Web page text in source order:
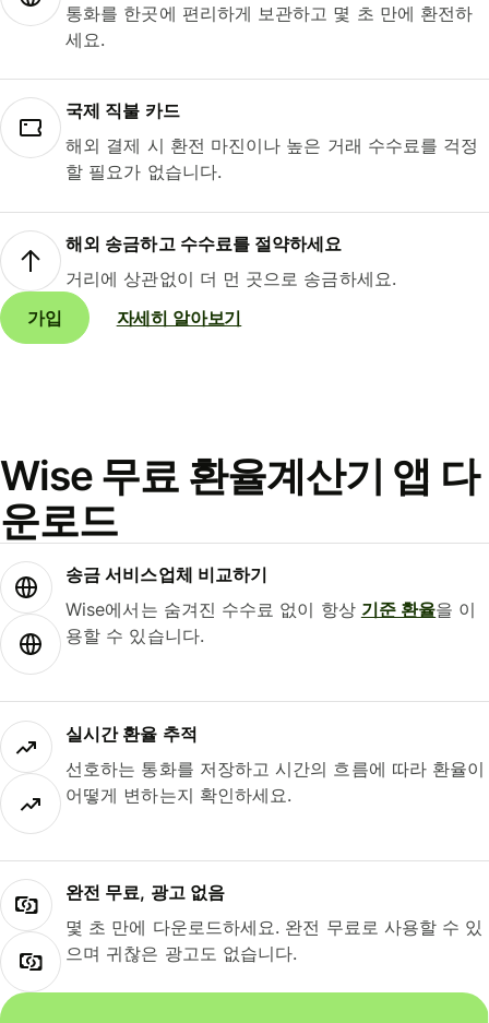
통화를 한곳에 편리하게 보관하고 몇 초 만에 환전하
세요.
국제 직불 카드
해외 결제 시 환전 마진이나 높은 거래 수수료를 걱정
할 필요가 없습니다.
해외 송금하고 수수료를 절약하세요
거리에 상관없이 더 먼 곳으로 송금하세요.
가입
자세히 알아보기
Wise 무료 환율계산기 앱 다
운로드
송금 서비스업체 비교하기
Wise에서는 숨겨진 수수료 없이 항상 기준 환율을 이
용할 수 있습니다.
실시간 환율 추적
선호하는 통화를 저장하고 시간의 흐름에 따라 환율이
어떻게 변하는지 확인하세요.
완전 무료, 광고 없음
몇 초 만에 다운로드하세요. 완전 무료로 사용할 수 있
으며 귀찮은 광고도 없습니다.